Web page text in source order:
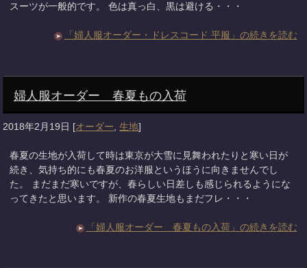
スーツが一般的です。 色は真っ白、黒は避ける・・・
「婦人服オーダー・ドレスコード 平服」の続きを読む
婦人服オーダー 春夏もの入荷
2018年2月19日 [オーダー ,生地]
春夏の生地が入荷して時は東京が大雪に見舞われたりと寒い日が
続き、気持ち的にも春夏のお洋服というほうに向きませんでし
た。 まだまだ寒いですが、春らしい日差しも感じられるようにな
ってきたと思います。 新作の春夏生地もまだフレ・・・
「婦人服オーダー 春夏もの入荷」の続きを読む